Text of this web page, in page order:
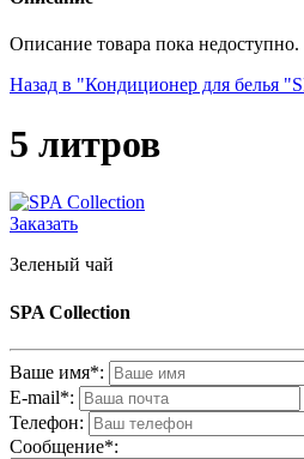
Описание товара пока недоступно.
Назад в "Кондиционер для белья
5 литров
Заказать
Зеленый чай
SPA Collection
Ваше имя*:
E-mail*:
Телефон:
Cообщениe*: